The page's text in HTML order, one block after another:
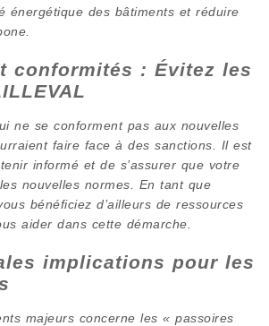
énergétique des bâtiments et réduire
conformités : Évitez les
ne se conforment pas aux nouvelles
faire face à des sanctions. Il est
informé et de s’assurer que votre
nouvelles normes. En tant que
bénéficiez d’ailleurs de ressources
aider dans cette démarche.
implications pour les
majeurs concerne les « passoires